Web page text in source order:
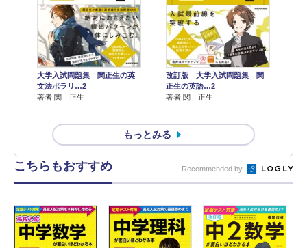
大学入試問題集 関正生の英
文法ポラリ…2
著者 関 正生
改訂版 大学入試問題集 関
正生の英語…2
著者 関 正生
もっとみる
こちらもおすすめ Recommended by